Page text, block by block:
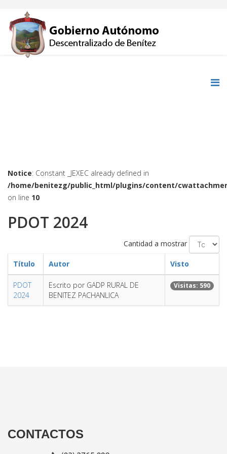
Notice: Constant _JEXEC already defined in
/home/benitezg/public_html/plugins/content/
on line 10
PDOT 2024
Cantidad a mostrar
Título Autor Visto
PDOT
2024
Escrito por GADP RURAL DE
BENITEZ PACHANLICA
Visitas: 590
CONTACTOS